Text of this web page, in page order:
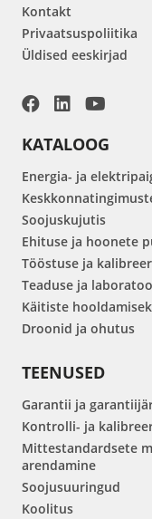
Kontakt
Privaatsuspoliitika
Üldised eeskirjad
KATALOOG
Energia- ja
Soojuskujutis
Ehituse ja hoonete
Tööstuse ja
Teaduse ja
Käitiste
Droonid ja ohutus
TEENUSED
Garantii ja
Kontrolli- ja
Mittestandardsete
arendamine
Soojusuuringud
Koolitus